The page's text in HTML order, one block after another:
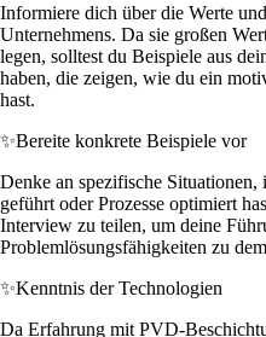
Informiere dich über die Werte
Unternehmens. Da sie großen
legen, solltest du Beispiele aus
haben, die zeigen, wie du ein
hast.
✨Bereite konkrete Beispiele vor
Denke an spezifische
geführt oder Prozesse optimiert
Interview zu teilen, um deine
Problemlösungsfähigkeiten zu
✨Kenntnis der Technologien
Da Erfahrung mit PVD-